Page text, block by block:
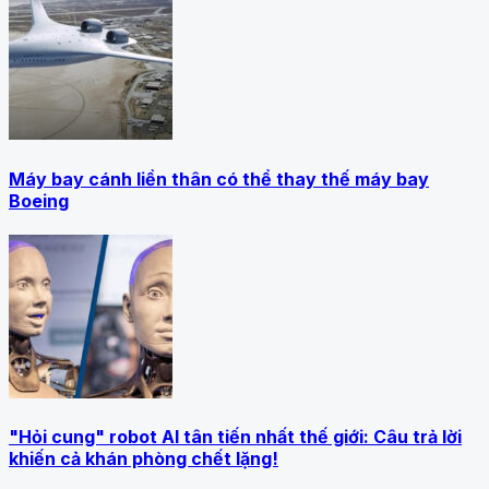
Máy bay cánh liền thân có thể thay thế máy bay
Boeing
"Hỏi cung" robot AI tân tiến nhất thế giới: Câu trả lời
khiến cả khán phòng chết lặng!